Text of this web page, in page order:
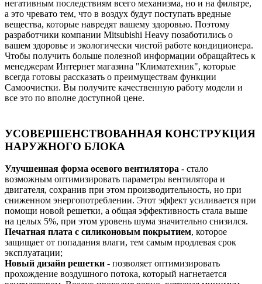
негативным последствиям всего механизма, но и на фильтре,
а это чревато тем, что в воздух будут поступать вредные
вещества, которые навредят вашему здоровью. Поэтому
разработчики компании Mitsubishi Heavy позаботились о
вашем здоровье и экологически чистой работе кондиционера.
Чтобы получить больше полезной информации обращайтесь к
менеджерам Интернет магазина "Климатехник", которые
всегда готовы рассказать о преимуществам функции
Самоочистки. Вы получите качественную работу модели и
все это по вполне доступной цене.
УСОВЕРШЕНСТВОВАННАЯ КОНСТРУКЦИЯ
НАРУЖНОГО БЛОКА
Улучшенная форма осевого вентилятора - стало
возможным оптимизировать параметры вентилятора и
двигателя, сохранив при этом производительность, но при
сниженном энергопотреблении. Этот эффект усиливается при
помощи новой решетки, а общая эффективность стала выше
на целых 5%, при этом уровень шума значительно снизился.
Печатная плата с силиконовым покрытием, которое
защищает от попадания влаги, тем самым продлевая срок
эксплуатации;
Новый дизайн решетки - позволяет оптимизировать
прохождение воздушного потока, который нагнетается